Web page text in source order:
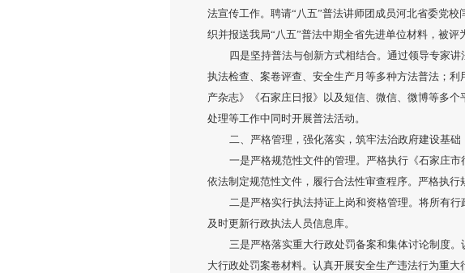
法宣传工作。聘请“八五”普法讲师团成员河北省委党
织并报送我局“八五”普法中期全省先进单位材料，被评
四是坚持普法与创新方式相结合。通过领导专家
执法检查、案卷评查、安全生产月等多种方法普法；
产杂志》《石家庄日报》以及短信、微信、微博等多
处理等工作中同时开展普法活动。
二、严格管理，强化落实，筑牢法治政府建设基础
一是严格规范性文件的管理。严格执行《石家庄
依法制定规范性文件，履行合法性审查程序。严格执行
二是严格实行执法持证上岗和资格管理。将所有
及时更新行政执法人员信息库。
三是严格落实重大行政处罚备案和集体讨论制度
大行政处罚案卷材料。认真开展安全生产违法行为重